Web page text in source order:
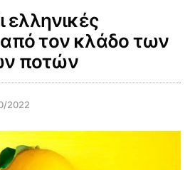
ελληνικές
τον κλάδο των
ποτών
2022